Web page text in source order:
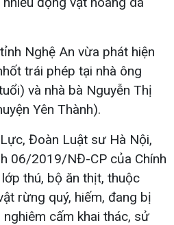
Nghệ An vừa phát hiện
trái phép tại nhà ông
và nhà bà Nguyễn Thị
Yên Thành).
Đoàn Luật sư Hà Nội,
06/2019/NĐ-CP của Chính
thú, bộ ăn thịt, thuộc
rừng quý, hiếm, đang bị
cấm khai thác, sử